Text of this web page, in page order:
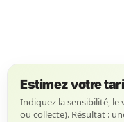
Estimez votre
Indiquez la sensibilité,
ou collecte). Résultat :